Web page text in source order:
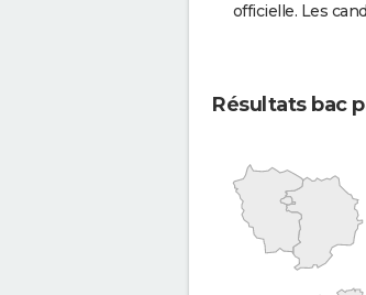
officielle. Les
Résultats bac